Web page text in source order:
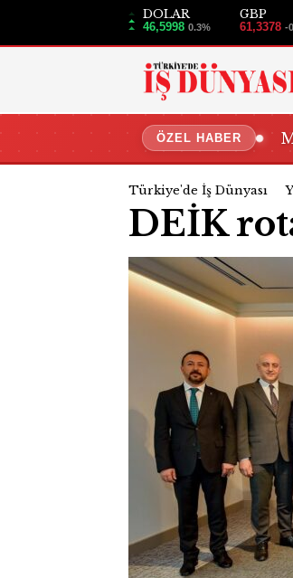
DOLAR
46,5998 0.3%
GBP
61,3378 -
ÖZEL HABER
Türkiye'de İş Dünyası
DEİK